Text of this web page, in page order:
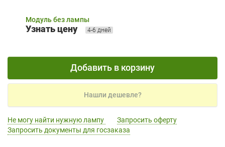
Модуль без лампы
Узнать цену 4-6 дней
Добавить в корзину
Нашли дешевле?
Не могу найти нужную лампу
Запросить оферту
Запросить документы для госзаказа